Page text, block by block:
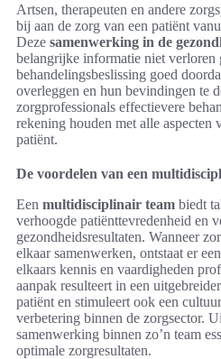
Artsen, therapeuten en andere
bij aan de zorg van een patiënt
Deze samenwerking in de
belangrijke informatie niet verloren
behandelingsbeslissing goed
overleggen en hun bevindingen te
zorgprofessionals effectievere
rekening houden met alle aspecten
patiënt.
De voordelen van een
Een multidisciplinair team biedt
verhoogde patiënttevredenheid en
gezondheidsresultaten. Wanneer
elkaar samenwerken, ontstaat er
elkaars kennis en vaardigheden
aanpak resulteert in een
patiënt en stimuleert ook een
verbetering binnen de zorgsector.
samenwerking binnen zo’n team
optimale zorgresultaten.